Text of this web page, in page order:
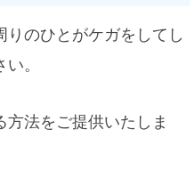
のひとがケガをしてし
。
法をご提供いたしま